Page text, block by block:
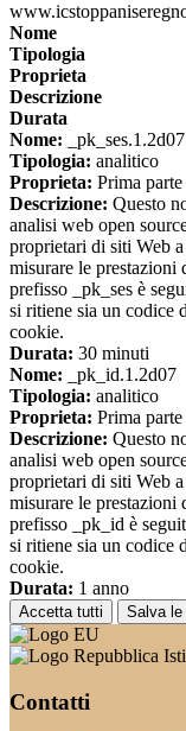
Nome
Tipologia
Proprieta
Descrizione
Durata
Nome: _pk_ses.1.2d07
Tipologia: analitico
Proprieta: Prima parte
Descrizione: Questo
analisi web open
proprietari di siti Web
misurare le
prefisso _pk_ses è
si ritiene sia un codice
cookie.
Durata: 30 minuti
Nome: _pk_id.1.2d07
Tipologia: analitico
Proprieta: Prima parte
Descrizione: Questo
analisi web open
proprietari di siti Web
misurare le
prefisso _pk_id è
si ritiene sia un codice
cookie.
Durata: 1 anno
Accetta tutti Salva le
Contatti